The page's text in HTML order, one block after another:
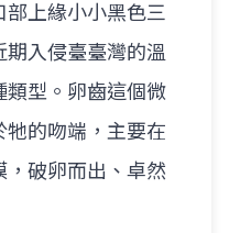
部上緣小小黑色三
入侵臺臺灣的溫
類型。卵齒這個微
牠的吻端，主要在
破卵而出、卓然